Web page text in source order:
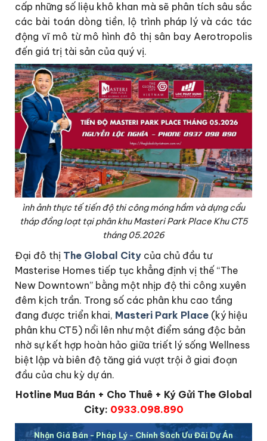
cấp những số liệu khô khan mà sẽ phân tích sâu sắc
các bài toán dòng tiền, lộ trình pháp lý và các tác
động vĩ mô từ mô hình đô thị sân bay Aerotropolis
đến giá trị tài sản của quý vị.
ình ảnh thực tế tiến độ thi công móng hầm và dựng cẩu
tháp đồng loạt tại phân khu Masteri Park Place Khu CT5
tháng 05.2026
Đại đô thị The Global City của chủ đầu tư
Masterise Homes tiếp tục khẳng định vị thế “The
New Downtown” bằng một nhịp độ thi công xuyên
đêm kịch trần. Trong số các phân khu cao tầng
đang được triển khai, Masteri Park Place (ký hiệu
phân khu CT5) nổi lên như một điểm sáng độc bản
nhờ sự kết hợp hoàn hảo giữa triết lý sống Wellness
biệt lập và biên độ tăng giá vượt trội ở giai đoạn
đầu của chu kỳ dự án.
Hotline Mua Bán + Cho Thuê + Ký Gửi The Global
City: 0933.098.890
Nhận Giá Bán - Pháp Lý - Chính Sách Ưu Đãi Dự Án